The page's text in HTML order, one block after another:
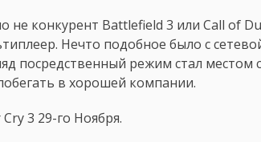
не конкурент Battlefield 3 или Call of
Нечто подобное было с
посредственный режим стал местом
в хорошей компании.
3 29-го Ноября.